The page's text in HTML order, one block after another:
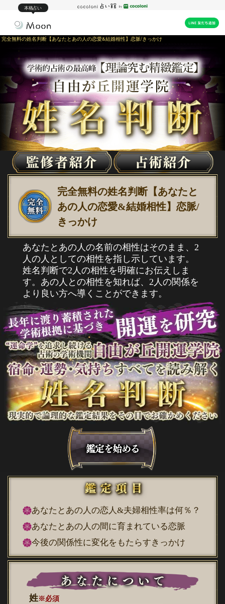
本格占い
完全無料の姓名判断【あなたとあの人の恋愛&結婚相性】恋脈/きっかけ
完全無料の姓名判断【あなたと
あの人の恋愛&結婚相性】恋脈/
きっかけ
あなたとあの人の名前の相性はそのまま、2
人の人としての相性を指し示しています。
姓名判断で2人の相性を明確にお伝えしま
す。あの人との相性を知れば、2人の関係を
より良い方へ導くことができます。
あなたとあの人の恋人&夫婦相性率は何％？
あなたとあの人の間に育まれている恋脈
今後の関係性に変化をもたらすきっかけ
姓※必須